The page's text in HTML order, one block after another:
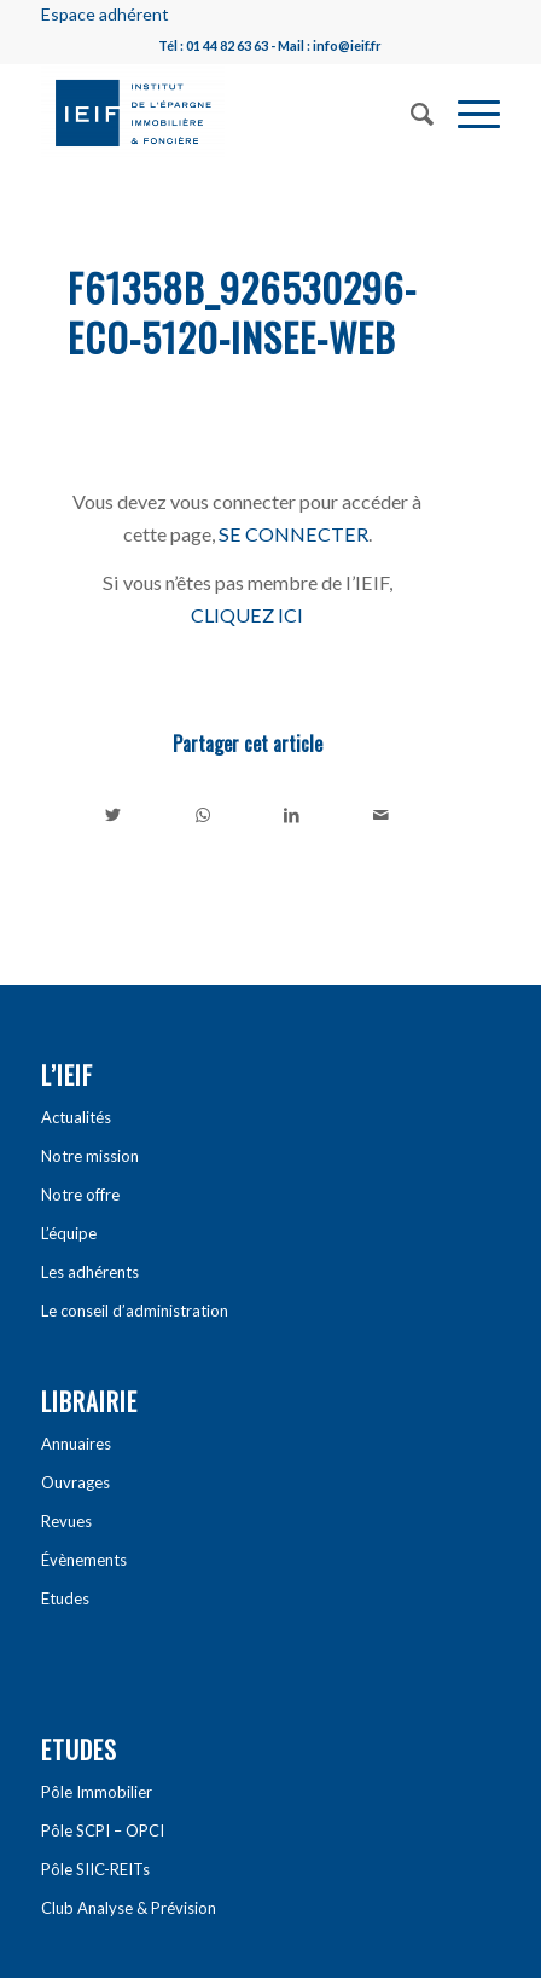
Espace adhérent
Tél : 01 44 82 63 63 - Mail : info@ieif.fr
F61358B_926530296-
ECO-5120-INSEE-WEB
Vous devez vous connecter pour accéder à
cette page, SE CONNECTER
Si vous n’êtes pas membre de l’IEIF,
CLIQUEZ ICI
Partager cet article
L’IEIF
Actualités
Notre mission
Notre offre
L’équipe
Les adhérents
Le conseil d’administration
LIBRAIRIE
Annuaires
Ouvrages
Revues
Évènements
Etudes
ETUDES
Pôle Immobilier
Pôle SCPI – OPCI
Pôle SIIC-REITs
Club Analyse & Prévision